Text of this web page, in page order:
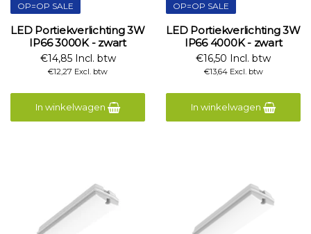
OP=OP SALE
LED Portiekverlichting 3W
IP66 3000K - zwart
€14,85 Incl. btw
€12,27 Excl. btw
In winkelwagen
OP=OP SALE
LED Portiekverlichting 3W
IP66 4000K - zwart
€16,50 Incl. btw
€13,64 Excl. btw
In winkelwagen